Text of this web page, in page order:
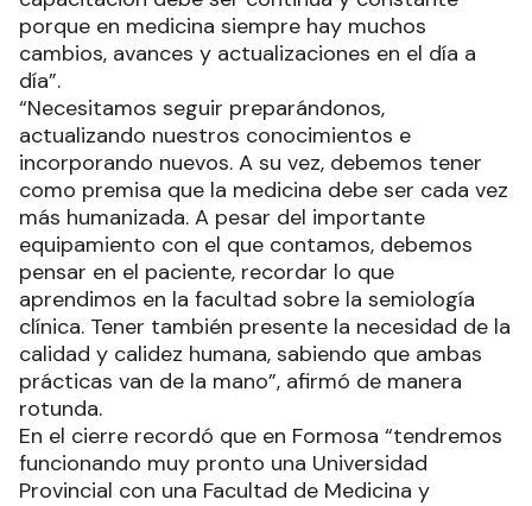
porque en medicina siempre hay muchos
cambios, avances y actualizaciones en el día a
día”.
“Necesitamos seguir preparándonos,
actualizando nuestros conocimientos e
incorporando nuevos. A su vez, debemos tener
como premisa que la medicina debe ser cada vez
más humanizada. A pesar del importante
equipamiento con el que contamos, debemos
pensar en el paciente, recordar lo que
aprendimos en la facultad sobre la semiología
clínica. Tener también presente la necesidad de la
calidad y calidez humana, sabiendo que ambas
prácticas van de la mano”, afirmó de manera
rotunda.
En el cierre recordó que en Formosa “tendremos
funcionando muy pronto una Universidad
Provincial con una Facultad de Medicina y